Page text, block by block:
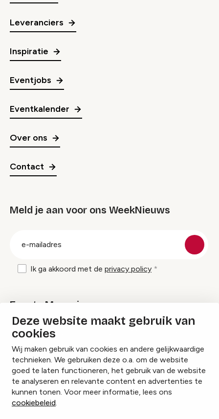
Deze website maakt gebruik van
cookies
Wij maken gebruik van cookies en andere gelijkwaardige
technieken. We gebruiken deze o.a. om de website
goed te laten functioneren, het gebruik van de website
te analyseren en relevante content en advertenties te
kunnen tonen. Voor meer informatie, lees ons
cookiebeleid.
Leveranciers
Inspiratie
Eventjobs
Eventkalender
Over ons
Contact
Meld je aan voor ons WeekNieuws
Ik ga akkoord met de privacy policy
Events Magazine
Ik ontvang graag Events Magazine
InstagramFacebookLinkedIn